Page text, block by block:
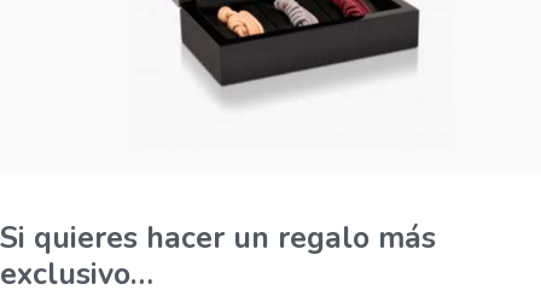
Si quieres hacer un regalo más
exclusivo…